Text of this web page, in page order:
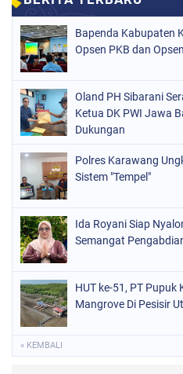
Bapenda Kabupaten
Opsen PKB dan
Oland PH Sibarani
Ketua DK PWI Jawa
Dukungan
Polres Karawang
Sistem "Tempel"
Ida Royani Siap
Semangat
HUT ke-51, PT
Mangrove Di Pesisir
« KEMBALI